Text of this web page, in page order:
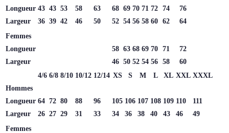
Longueur 43 43 53 58 63 68 69 70 71 72 74
76
Largeur
36 39 42 46 50 52 54 56 58 60 62
64
Femmes
Longueur
58 63 68 69 70 71
72
Largeur
46 50 52 54 56 58
60
4/6 6/8 8/10 10/12 12/14 XS S M L XL XXL XXXL
Hommes
Longueur 64 72 80 88 96 105 106 107 108 109 110
111
Largeur
26 27 29 31 33 34 36 38 40 43 46
49
Femmes